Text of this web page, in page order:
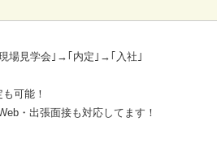
場見学会｣→｢内定｣→｢入社｣
可能！
・出張面接も対応してます！